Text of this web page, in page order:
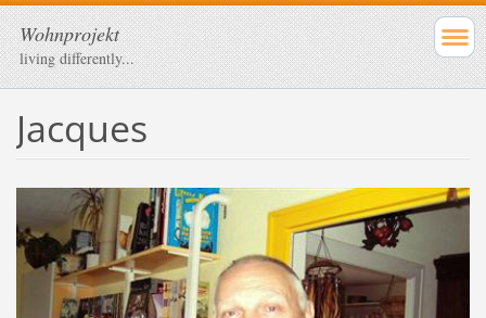
Wohnprojekt
living differently...
Jacques